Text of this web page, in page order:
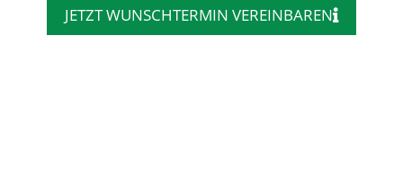
JETZT WUNSCHTERMIN VEREINBAREN